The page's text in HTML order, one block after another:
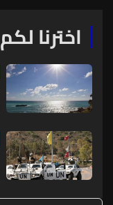
اخترنا لكم